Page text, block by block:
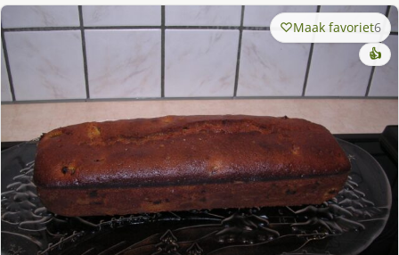
Maak favoriet6
👍